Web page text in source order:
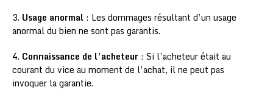
3. Usage anormal : Les dommages résultant d’un usage
anormal du bien ne sont pas garantis.
4. Connaissance de l’acheteur : Si l’acheteur était au
courant du vice au moment de l’achat, il ne peut pas
invoquer la garantie.